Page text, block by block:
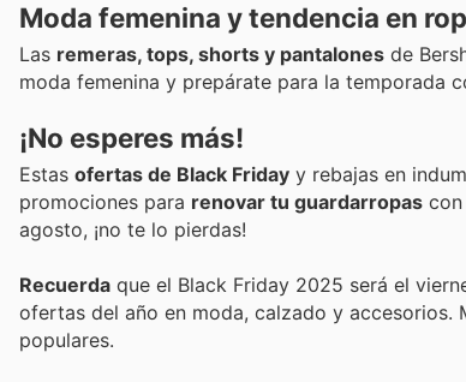
Moda femenina y tendencia en
Las remeras, tops, shorts y pantalones de
moda femenina y prepárate para la temporada
¡No esperes más!
Estas ofertas de Black Friday y rebajas en
promociones para renovar tu guardarropas
agosto, ¡no te lo pierdas!
Recuerda que el Black Friday 2025 será el
ofertas del año en moda, calzado y accesorios.
populares.